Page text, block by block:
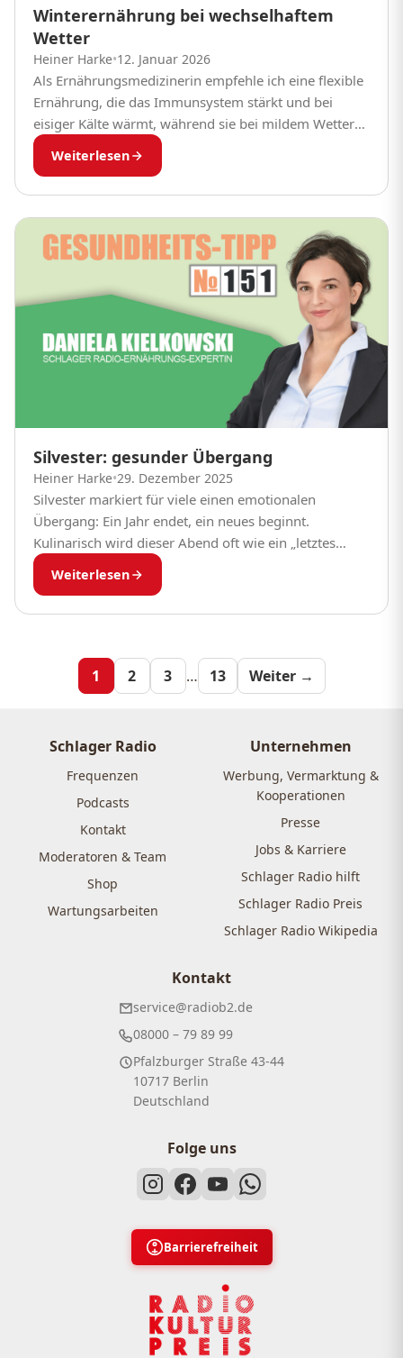
Winterernährung bei wechselhaftem
Wetter
Heiner Harke•12. Januar 2026
Als Ernährungsmedizinerin empfehle ich eine flexible
Ernährung, die das Immunsystem stärkt und bei
eisiger Kälte wärmt, während sie bei mildem Wetter
leicht bleibt. Saisonales Wintergemüse und warme
Speisen sind Schlüssel,...
Weiterlesen
Silvester: gesunder Übergang
Heiner Harke•29. Dezember 2025
Silvester markiert für viele einen emotionalen
Übergang: Ein Jahr endet, ein neues beginnt.
Kulinarisch wird dieser Abend oft wie ein „letztes
Aufbäumen“ vor guten Vorsätzen genutzt. Als
Ernährungsmedizinerin sehe ich...
Weiterlesen
der
1 2 3 … 13 Weiter →
Schlager Radio
Frequenzen
Podcasts
Kontakt
Moderatoren & Team
Shop
Wartungsarbeiten
Unternehmen
Werbung, Vermarktung &
Kooperationen
Presse
Jobs & Karriere
Schlager Radio hilft
Schlager Radio Preis
Schlager Radio Wikipedia
Kontakt
service@radiob2.de
08000 – 79 89 99
Pfalzburger Straße 43-44
10717 Berlin
Deutschland
Folge uns
Barrierefreiheit